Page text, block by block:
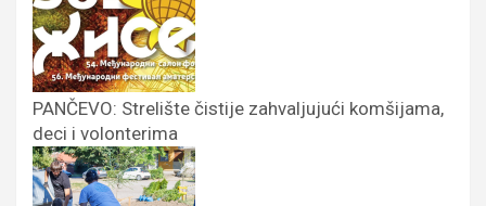
PANČEVO: Strelište čistije zahvaljujući komšijama,
deci i volonterima